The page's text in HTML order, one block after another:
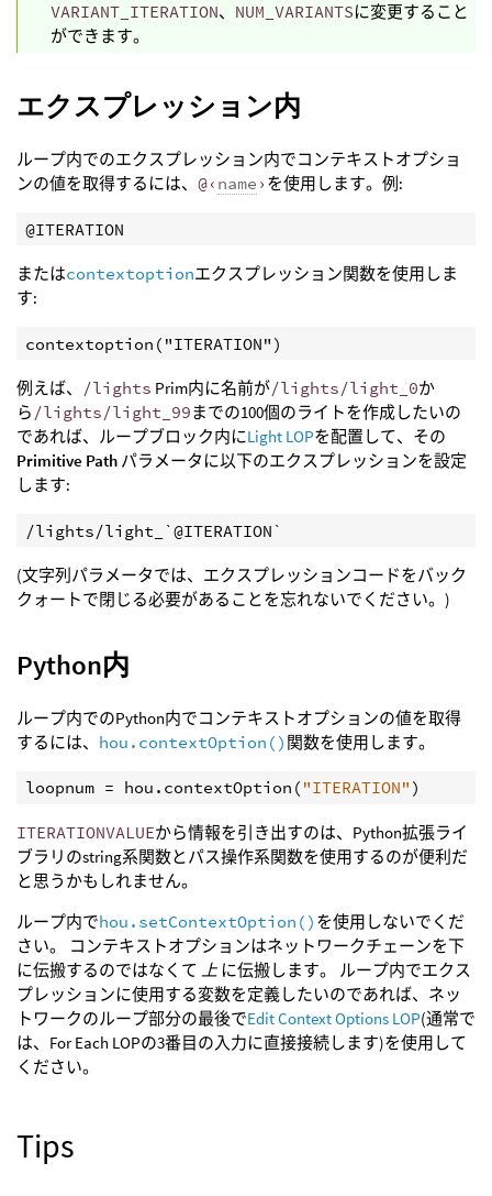
VARIANT_ITERATION、 NUM_VARIANTSに変更すること
ができます。
エクスプレッション内
ループ内でのエクスプレッション内でコンテキストオプショ
ンの値を取得するには、 @‹ name › を使用します。例:
@ITERATION
またはcontextoptionエクスプレッション関数を使用しま
す:
contextoption("ITERATION")
例えば、 /lights Prim内に名前が/lights/light_0か
ら /lights/light_99までの100個のライトを作成したいの
であれば、ループブロック内にLight LOPを配置して、その
Primitive Path パラメータに以下のエクスプレッションを設定
します:
/lights/light_`@ITERATION`
(文字列パラメータでは、エクスプレッションコードをバック
クォートで閉じる必要があることを忘れないでください。)
Python内
ループ内でのPython内でコンテキストオプションの値を取得
するには、 hou.contextOption() 関数を使用します。
loopnum = hou . contextOption ( "ITERATION" )
ITERATIONVALUEから情報を引き出すのは、Python拡張ライ
ブラリのstring系関数とパス操作系関数を使用するのが便利だ
と思うかもしれません。
ループ内でhou.setContextOption() を使用しないでくだ
さい。 コンテキストオプションはネットワークチェーンを下
に伝搬するのではなくて 上 に伝搬します。 ループ内でエクス
プレッションに使用する変数を定義したいのであれば、ネッ
トワークのループ部分の最後でEdit Context Options LOP(通常で
は、For Each LOPの3番目の入力に直接接続します)を使用して
ください。
Tips